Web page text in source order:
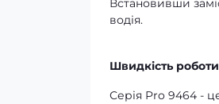
Встановивши
водія.
Швидкість роботи
Серія Pro 9464 -